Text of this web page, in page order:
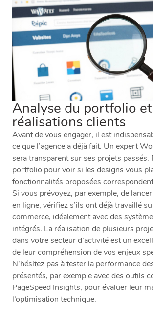
Analyse du portfolio
réalisations clients
Avant de vous engager, il est
ce que l’agence a déjà fait. Un expert
sera transparent sur ses projets passés.
portfolio pour voir si les designs vous
fonctionnalités proposées
Si vous prévoyez, par exemple, de
en ligne, vérifiez s’ils ont déjà travaillé
commerce, idéalement avec des
intégrés. La réalisation de plusieurs
dans votre secteur d’activité est un
de leur compréhension de vos enjeux
N’hésitez pas à tester la performance
présentés, par exemple avec des outils
PageSpeed Insights, pour évaluer leur
l’optimisation technique.